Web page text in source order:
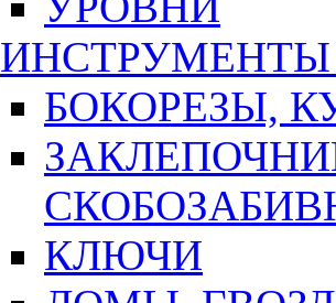
БОКОРЕЗЫ,
КЛЮЧИ